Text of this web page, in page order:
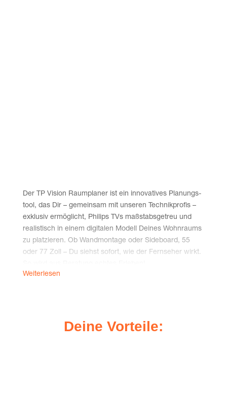
Der TP Visi­on Raum­pla­ner ist ein inno­va­ti­ves Pla­nungs­
tool, das Dir – gemein­sam mit unse­ren Tech­nik­pro­fis –
exklu­siv ermög­licht, Phil­ips TVs maß­stabs­ge­treu und
rea­lis­tisch in einem digi­ta­len Modell Dei­nes Wohn­raums
zu plat­zie­ren. Ob Wand­mon­ta­ge oder Side­board, 55
oder 77 Zoll – Du siehst sofort, wie der Fern­se­her wirkt.
Bowers und Wil­kins ent­wi­ckelt. Damit erhältst Du eine
beson­ders hoch­wer­ti­ge Bera­tung – mit Fokus auf Ambi­
Weiterlesen
Dei­ne Vorteile: